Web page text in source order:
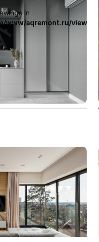
in
www/aqremont.ru/view/